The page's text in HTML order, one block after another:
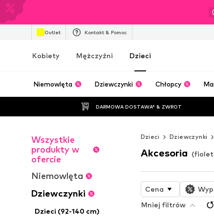
Outlet Kontakt & Pomoc
Kobiety Mężczyźni Dzieci
Niemowlęta Dziewczynki Chłopcy
DARMOWA DOSTAWA* & ZWROT
Wszystkie
produkty w
ofercie
Niemowlęta
Dziewczynki
Dzieci (92-140 cm)
Dzieci Dziewczynki
Akcesoria
Cena
Mniej filtrów